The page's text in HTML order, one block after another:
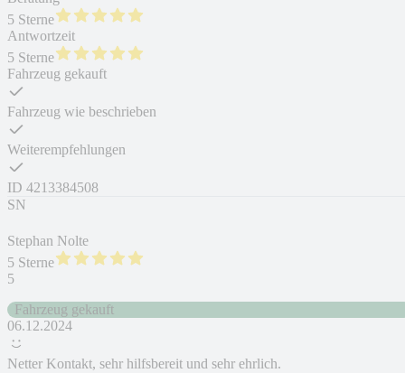
5 Sterne
Antwortzeit
5 Sterne
Fahrzeug gekauft
Fahrzeug wie beschrieben
Weiterempfehlungen
ID 4213384508
SN
Stephan Nolte
5 Sterne
5
Fahrzeug gekauft
06.12.2024
Netter Kontakt, sehr hilfsbereit und sehr ehrlich.